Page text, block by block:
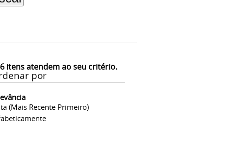
itens atendem ao seu critério.
por
(mais Recente Primeiro)